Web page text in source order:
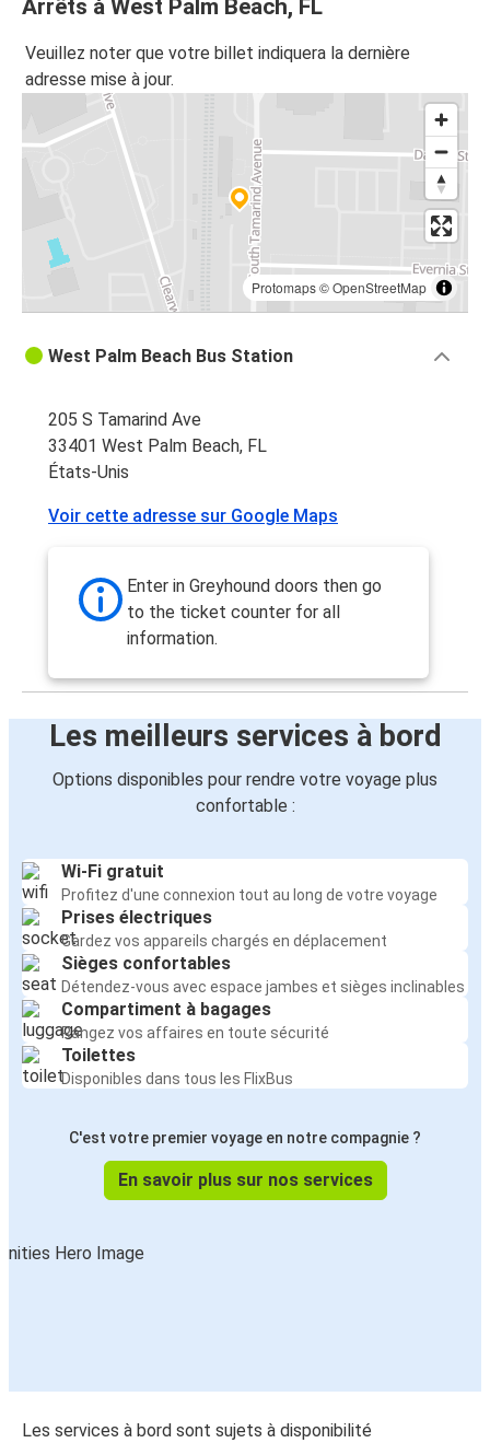
Arrêts à West Palm Beach, FL
Veuillez noter que votre billet indiquera la dernière
adresse mise à jour.
Protomaps©OpenStreetMap
West Palm Beach Bus Station
205 S Tamarind Ave
33401 West Palm Beach, FL
États-Unis
Voir cette adresse sur Google Maps
Enter in Greyhound doors then go
to the ticket counter for all
information.
Les meilleurs services à bord
Options disponibles pour rendre votre voyage plus
confortable :
Wi-Fi gratuit
Profitez d'une connexion tout au long de votre voyage
Prises électriques
Gardez vos appareils chargés en déplacement
Sièges confortables
Détendez-vous avec espace jambes et sièges inclinables
Compartiment à bagages
Rangez vos affaires en toute sécurité
Toilettes
Disponibles dans tous les FlixBus
C'est votre premier voyage en notre compagnie ?
En savoir plus sur nos services
Les services à bord sont sujets à disponibilité